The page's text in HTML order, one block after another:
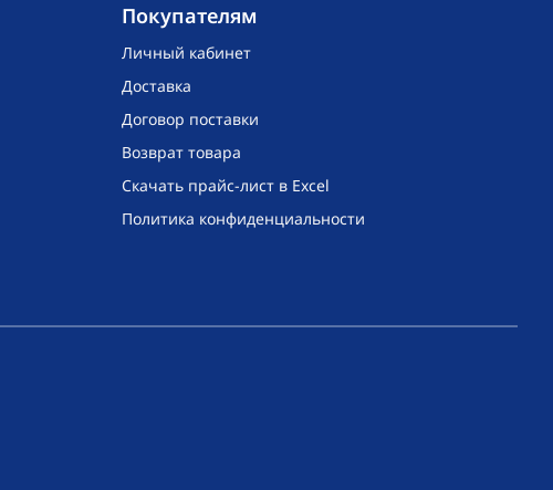
Покупателям
Личный кабинет
Доставка
Договор поставки
Возврат товара
Скачать прайс-лист в Excel
Политика конфиденциальности